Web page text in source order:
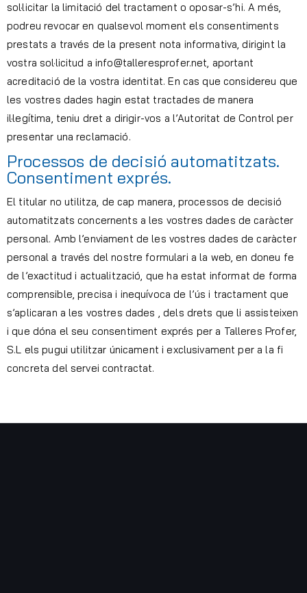
sol·licitar la limitació del tractament o oposar-s’hi. A més,
podreu revocar en qualsevol moment els consentiments
prestats a través de la present nota informativa, dirigint la
vostra sol·licitud a info@talleresprofer.net, aportant
acreditació de la vostra identitat. En cas que considereu que
les vostres dades hagin estat tractades de manera
il·legítima, teniu dret a dirigir-vos a l’Autoritat de Control per
presentar una reclamació.
Processos de decisió automatitzats.
Consentiment exprés.
El titular no utilitza, de cap manera, processos de decisió
automatitzats concernents a les vostres dades de caràcter
personal. Amb l’enviament de les vostres dades de caràcter
personal a través del nostre formulari a la web, en doneu fe
de l’exactitud i actualització, que ha estat informat de forma
comprensible, precisa i inequívoca de l’ús i tractament que
s’aplicaran a les vostres dades , dels drets que li assisteixen
i que dóna el seu consentiment exprés per a Talleres Profer,
S.L els pugui utilitzar únicament i exclusivament per a la fi
concreta del servei contractat.